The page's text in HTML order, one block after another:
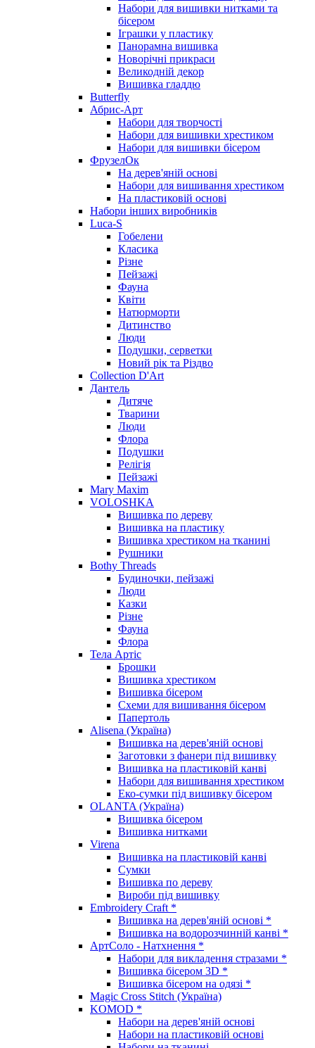
Набори для вишивки нитками та
бісером
Іграшки у пластику
Панорамна вишивка
Новорічні прикраси
Великодній декор
Вишивка гладдю
Butterfly
Абрис-Арт
Набори для творчості
Набори для вишивки хрестиком
Набори для вишивки бісером
ФрузелОк
На дерев'яній основі
Набори для вишивання хрестиком
На пластиковій основі
Набори інших виробників
Luca-S
Гобелени
Класика
Різне
Пейзажі
Фауна
Квіти
Натюрморти
Дитинство
Люди
Подушки, серветки
Новий рік та Різдво
Collection D'Art
Дантель
Дитяче
Тварини
Люди
Флора
Подушки
Релігія
Пейзажі
Mary Maxim
VOLOSHKA
Вишивка по дереву
Вишивка на пластику
Вишивка хрестиком на тканині
Рушники
Bothy Threads
Будиночки, пейзажі
Люди
Казки
Різне
Фауна
Флора
Тела Артіс
Брошки
Вишивка хрестиком
Вишивка бісером
Схеми для вишивання бісером
Папертоль
Alisena (Україна)
Вишивка на дерев'яній основі
Заготовки з фанери під вишивку
Вишивка на пластиковій канві
Набори для вишивання хрестиком
Еко-сумки під вишивку бісером
OLANTA (Україна)
Вишивка бісером
Вишивка нитками
Virena
Вишивка на пластиковій канві
Сумки
Вишивка по дереву
Вироби під вишивку
Embroidery Craft *
Вишивка на дерев'яній основі *
Вишивка на водорозчинній канві *
АртСоло - Натхнення *
Набори для викладення стразами *
Вишивка бісером 3D *
Вишивка бісером на одязі *
Magic Cross Stitch (Україна)
KOMOD *
Набори на дерев'яній основі
Набори на пластиковій основі